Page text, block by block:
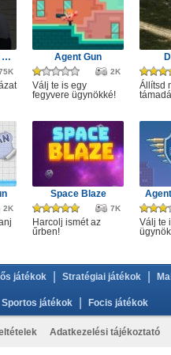
Night Watchmen Stories Zombie Hospital Agent Gun
2K
Válj te is egy
fegyvere ügynökké!
Állítsd
2K
Space Blaze
7K
Harcolj ismét az
űrben!
Válj te
játékok Stratégiai játékok
Sportos játékok Focis játékok
Adatkezelési tájékoztató